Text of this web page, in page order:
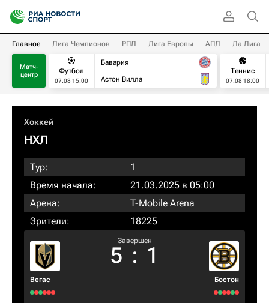
Главное Лига Чемпионов РПЛ Лига Европы АПЛ Ла Лига
Матч-
центр
Футбол
07.08 15:00
Бавария
Астон Вилла
Теннис
07.08 18:00
Хоккей
НХЛ
Тур:
1
Время начала:
21.03.2025 в 05:00
Арена:
T-Mobile Arena
Зрители:
18225
Вегас
Завершен
5 : 1
Бостон